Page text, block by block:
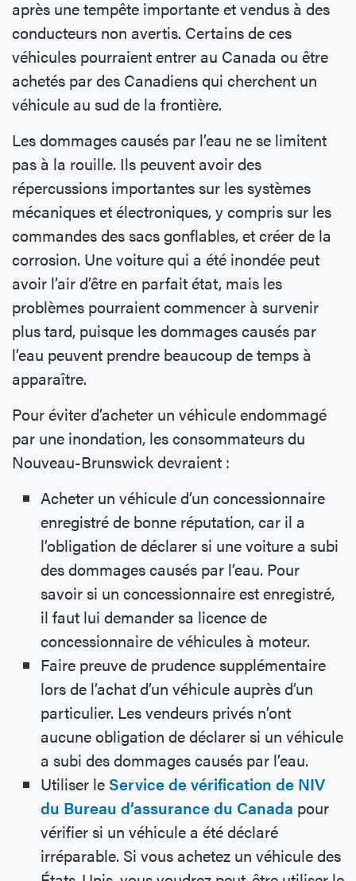
après une tempête importante et vendus à des
conducteurs non avertis. Certains de ces
véhicules pourraient entrer au Canada ou être
achetés par des Canadiens qui cherchent un
véhicule au sud de la frontière.
Les dommages causés par l’eau ne se limitent
pas à la rouille. Ils peuvent avoir des
répercussions importantes sur les systèmes
mécaniques et électroniques, y compris sur les
commandes des sacs gonflables, et créer de la
corrosion. Une voiture qui a été inondée peut
avoir l’air d’être en parfait état, mais les
problèmes pourraient commencer à survenir
plus tard, puisque les dommages causés par
l’eau peuvent prendre beaucoup de temps à
apparaître.
Pour éviter d’acheter un véhicule endommagé
par une inondation, les consommateurs du
Nouveau-Brunswick devraient :
Acheter un véhicule d’un concessionnaire
enregistré de bonne réputation, car il a
l’obligation de déclarer si une voiture a subi
des dommages causés par l’eau. Pour
savoir si un concessionnaire est enregistré,
il faut lui demander sa licence de
concessionnaire de véhicules à moteur.
Faire preuve de prudence supplémentaire
lors de l’achat d’un véhicule auprès d’un
particulier. Les vendeurs privés n’ont
aucune obligation de déclarer si un véhicule
a subi des dommages causés par l’eau.
Utiliser leService de vérification de NIV
du Bureau d’assurance du Canada pour
vérifier si un véhicule a été déclaré
irréparable. Si vous achetez un véhicule des